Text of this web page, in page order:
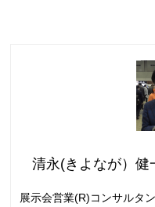
清永(きよなが）健
展示会営業(R)コンサルタ